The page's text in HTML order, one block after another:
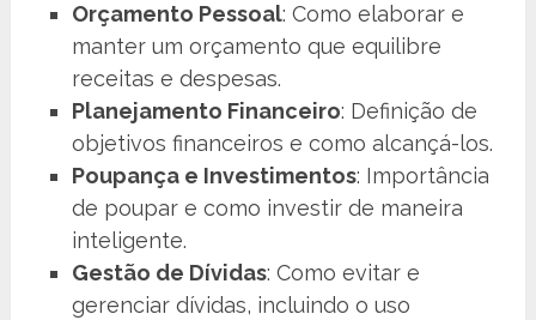
Orçamento Pessoal: Como elaborar e
manter um orçamento que equilibre
receitas e despesas.
Planejamento Financeiro: Definição de
objetivos financeiros e como alcançá-los.
Poupança e Investimentos: Importância
de poupar e como investir de maneira
inteligente.
Gestão de Dívidas: Como evitar e
gerenciar dívidas, incluindo o uso